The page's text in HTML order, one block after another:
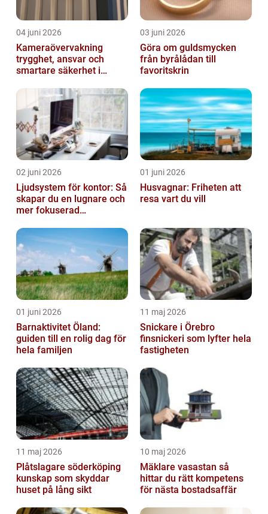
04 juni 2026
Kameraövervakning
trygghet, ansvar och
smartare säkerhet i
03 juni 2026
Göra om guldsmycken
från byrålådan till
favoritskrin
02 juni 2026
Ljudsystem för kontor: Så
skapar du en lugnare och
mer fokuserad
01 juni 2026
Husvagnar: Friheten att
resa vart du vill
01 juni 2026
Barnaktivitet Öland:
guiden till en rolig dag för
hela familjen
11 maj 2026
Snickare i Örebro
finsnickeri som lyfter hela
fastigheten
11 maj 2026
Plåtslagare söderköping
kunskap som skyddar
huset på lång sikt
10 maj 2026
Mäklare vasastan så
hittar du rätt kompetens
för nästa bostadsaffär